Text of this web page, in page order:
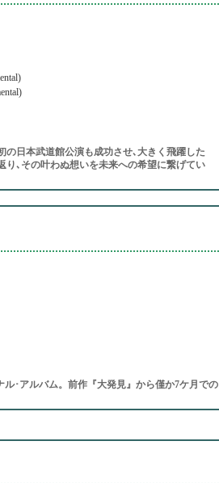
日本武道館公演も成功させ､大きく飛躍した
り､その叶わぬ想いを未来への希望に繋げてい
･アルバム。前作『大発見』から僅か7ケ月での